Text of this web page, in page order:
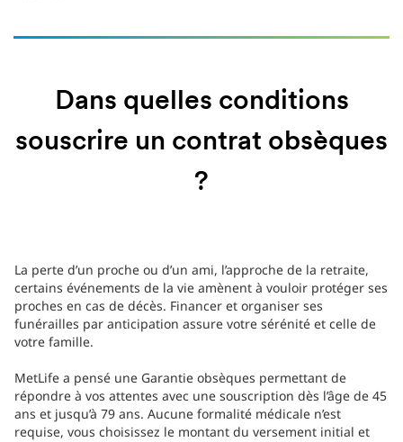
Dans quelles conditions
souscrire un contrat obsèques
?
La perte d’un proche ou d’un ami, l’approche de la retraite,
certains événements de la vie amènent à vouloir protéger ses
proches en cas de décès. Financer et organiser ses
funérailles par anticipation assure votre sérénité et celle de
votre famille.
MetLife a pensé une Garantie obsèques permettant de
répondre à vos attentes avec une souscription dès l’âge de 45
ans et jusqu’à 79 ans. Aucune formalité médicale n’est
requise, vous choisissez le montant du versement initial et